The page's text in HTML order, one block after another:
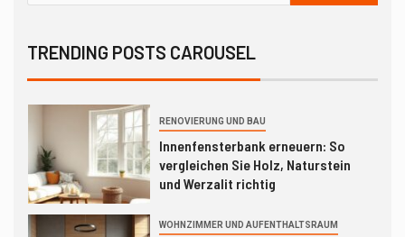
TRENDING POSTS CAROUSEL
BADEZIMMER
vergleichen Sie Glaswand,
richtig
RENOVIERUNG UND BAU
Innenfensterbank erneuern: So
vergleichen Sie Holz, Naturstein
und Werzalit richtig
WOHNZIMMER UND AUFENTHALTSRAUM